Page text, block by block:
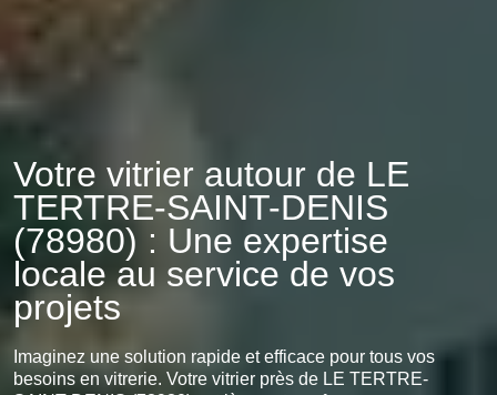
Votre vitrier autour de LE
TERTRE-SAINT-DENIS
(78980) : Une expertise
locale au service de vos
projets
Imaginez une solution rapide et efficace pour tous vos
besoins en vitrerie. Votre vitrier près de LE TERTRE-